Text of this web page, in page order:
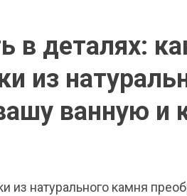
в деталях:
из
ванную и
из натурального камня